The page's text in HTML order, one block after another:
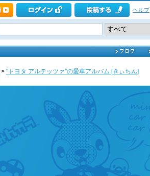
ヘルプ
> "トヨタ アルテッツァ"の愛車アルバム [きぃちん]